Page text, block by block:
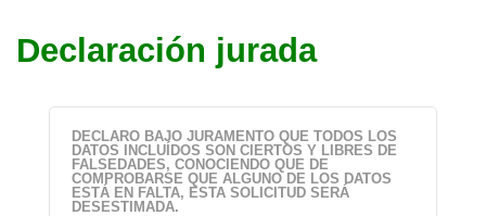
Declaración jurada
DECLARO BAJO JURAMENTO QUE TODOS LOS
DATOS INCLUÍDOS SON CIERTOS Y LIBRES DE
FALSEDADES, CONOCIENDO QUE DE
COMPROBARSE QUE ALGUNO DE LOS DATOS
ESTÁ EN FALTA, ESTA SOLICITUD SERÁ
DESESTIMADA.